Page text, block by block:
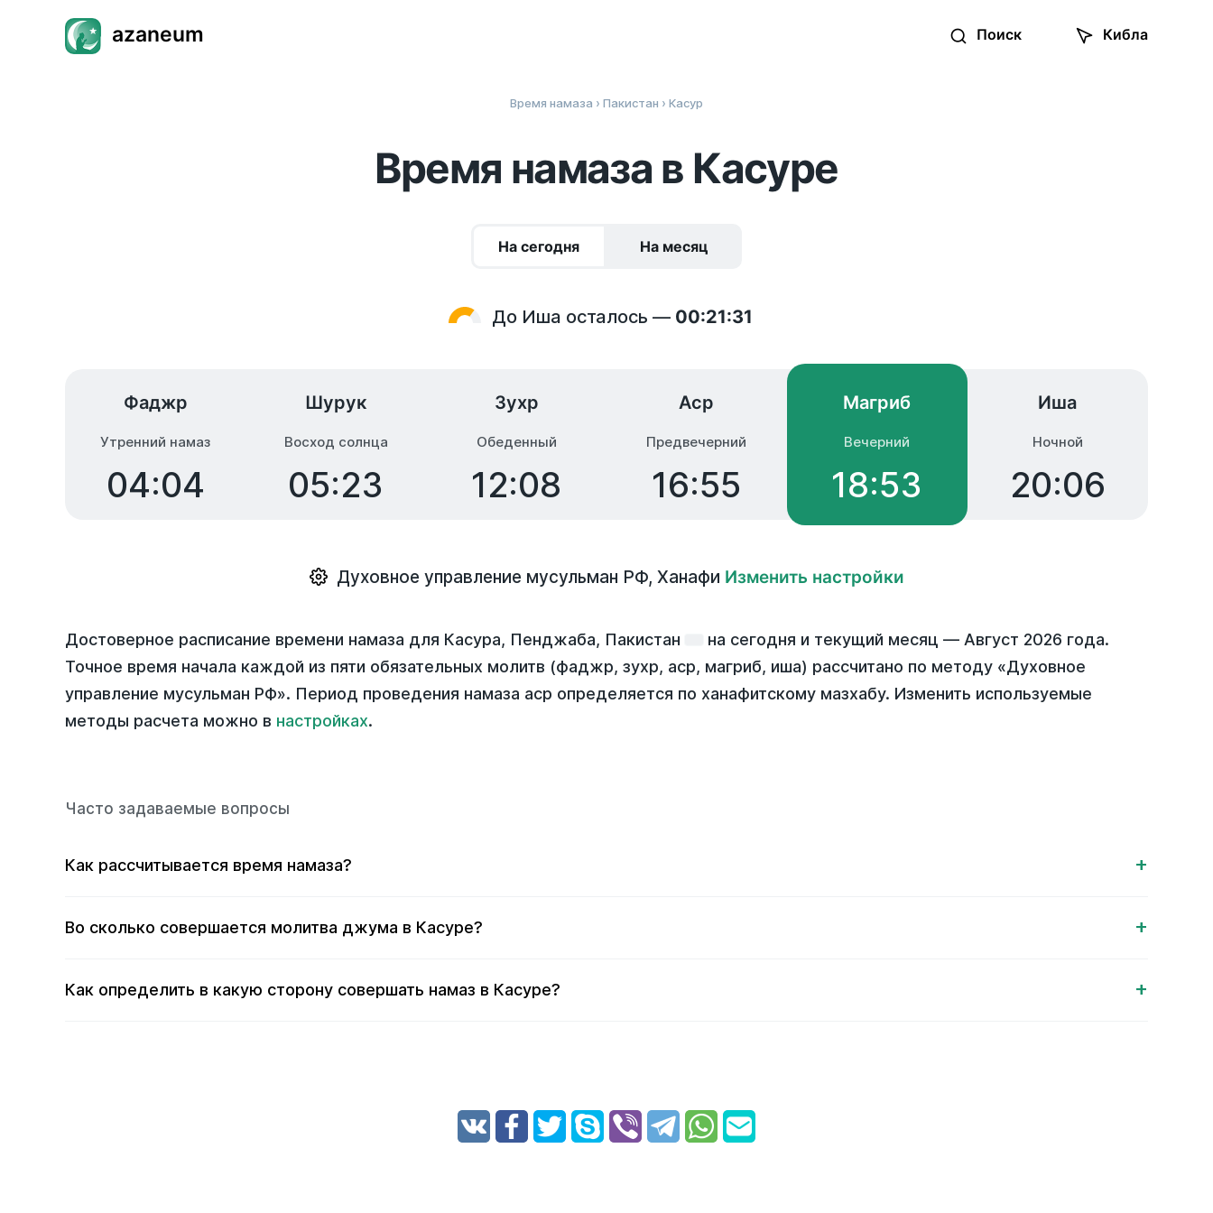
azaneum Поиск Кибла
Время намаза › Пакистан › Касур
Время намаза в Касуре
На сегодня На месяц
До Иша осталось — 00:21:31
Фаджр
Утренний намаз
04:04
Шурук
Восход солнца
05:23
Зухр
Обеденный
12:08
Аср
Предвечерний
16:55
Магриб
Вечерний
18:53
Иша
Ночной
20:06
Духовное управление мусульман РФ, Ханафи Изменить настройки
Достоверное расписание времени намаза для Касура, Пенджаба, Пакистан на сегодня и текущий месяц — Август 2026 года.
Точное время начала каждой из пяти обязательных молитв (фаджр, зухр, аср, магриб, иша) рассчитано по методу «Духовное
управление мусульман РФ». Период проведения намаза аср определяется по ханафитскому мазхабу. Изменить используемые
методы расчета можно в настройках.
Часто задаваемые вопросы
Как рассчитывается время намаза?
Во сколько совершается молитва джума в Касуре?
Как определить в какую сторону совершать намаз в Касуре?